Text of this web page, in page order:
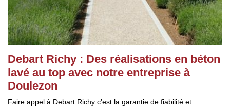
Debart Richy : Des réalisations en béton
lavé au top avec notre entreprise à
Doulezon
Faire appel à Debart Richy c’est la garantie de fiabilité et